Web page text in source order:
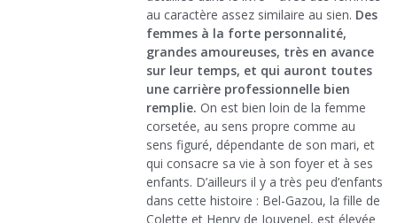
au caractère assez similaire au sien. Des
femmes à la forte personnalité,
grandes amoureuses, très en avance
sur leur temps, et qui auront toutes
une carrière professionnelle bien
remplie. On est bien loin de la femme
corsetée, au sens propre comme au
sens figuré, dépendante de son mari, et
qui consacre sa vie à son foyer et à ses
enfants. D’ailleurs il y a très peu d’enfants
dans cette histoire : Bel-Gazou, la fille de
Colette et Henry de Jouvenel, est élevée